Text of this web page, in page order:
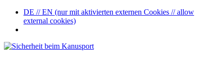
DE // EN (nur mit aktivierten externen Cookies // allow
external cookies)